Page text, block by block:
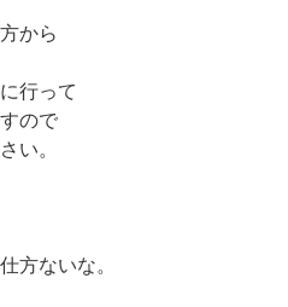
から
行って
ので
い。
方ないな。